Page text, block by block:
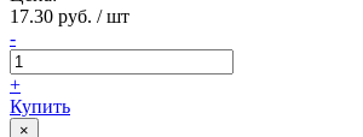
17.30 руб. / шт
-
+
Купить
×